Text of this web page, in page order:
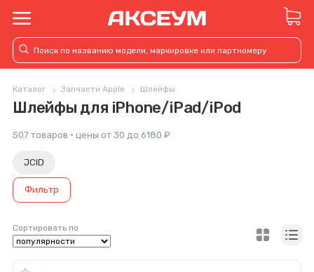
Каталог Запчасти Apple Шлейфы
Шлейфы для iPhone/iPad/iPod
507 товаров · цены от 30 до 6180 ₽
JCID
Фильтр
Сортировать по